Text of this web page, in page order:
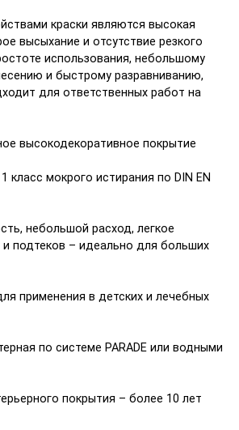
краски являются высокая
высыхание и отсутствие резкого
использования, небольшому
и быстрому разравниванию,
для ответственных работ на
высокодекоративное покрытие
класс мокрого истирания по DIN EN
небольшой расход, легкое
и подтеков – идеально для больших
применения в детских и лечебных
по системе PARADE или водными
покрытия – более 10 лет